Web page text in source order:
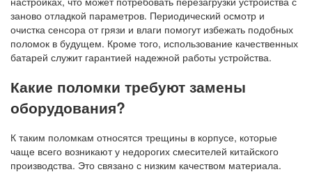
заново отладкой параметров. Периодический осмотр и
очистка сенсора от грязи и влаги помогут избежать подобных
поломок в будущем. Кроме того, использование качественных
батарей служит гарантией надежной работы устройства.
Какие поломки требуют замены
оборудования?
К таким поломкам относятся трещины в корпусе, которые
чаще всего возникают у недорогих смесителей китайского
производства. Это связано с низким качеством материала.